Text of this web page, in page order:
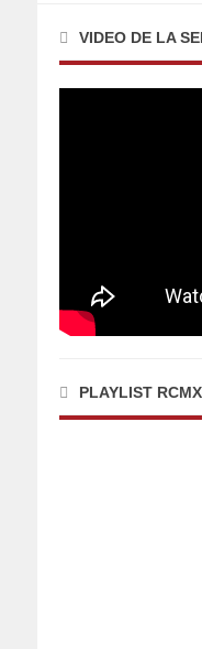
VIDEO DE LA
PLAYLIST RCMX